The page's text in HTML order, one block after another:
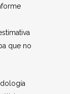
que no